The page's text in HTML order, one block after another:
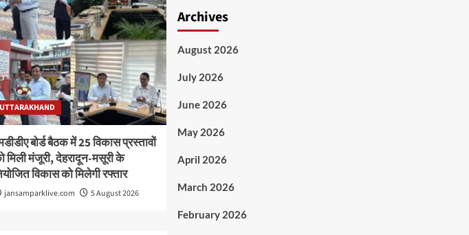
UTTARAKHAND
बोर्ड बैठक में 25 विकास प्रस्तावों
मिली मंजूरी, देहरादून-मसूरी के
विकास को मिलेगी रफ्तार
jansamparklive.com 5 August 2026
Archives
August 2026
July 2026
June 2026
May 2026
April 2026
March 2026
February 2026